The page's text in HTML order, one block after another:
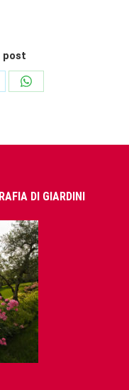
post
Share
DI GIARDINI